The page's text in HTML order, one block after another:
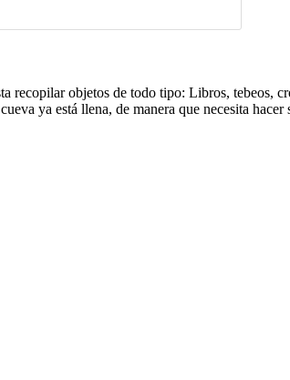
recopilar objetos de todo tipo: Libros, tebeos,
ya está llena, de manera que necesita